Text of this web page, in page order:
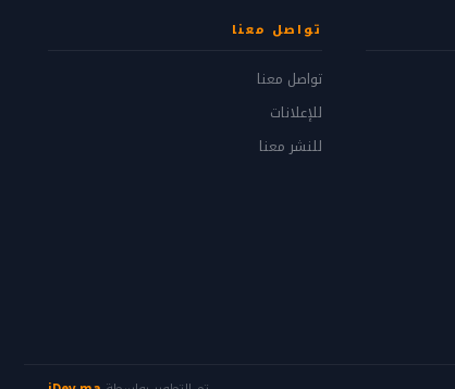
تواصل معنا
تواصل معنا
للإعلانات
للنشر معنا